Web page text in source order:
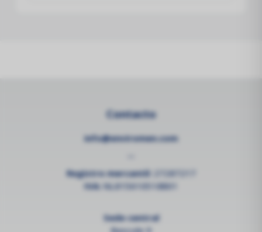
Contacto
info@enviromen.com
Registro mercantil: 27287217
IVA: NL815610518B01
Sede central